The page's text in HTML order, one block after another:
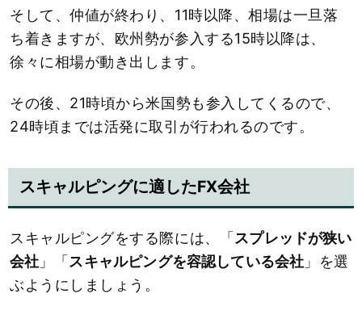
そして、仲値が終わり、11時以降、相場は一旦落
ち着きますが、欧州勢が参入する15時以降は、
徐々に相場が動き出します。
その後、21時頃から米国勢も参入してくるので、
24時頃までは活発に取引が行われるのです。
スキャルピングに適したFX会社
スキャルピングをする際には、「スプレッドが狭い
会社 」「スキャルピングを容認している会社 」を選
ぶようにしましょう。